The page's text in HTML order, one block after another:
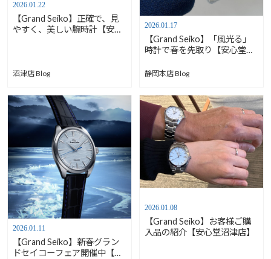
2026.01.22
【Grand Seiko】正確で、見
やすく、美しい腕時計【安心
沼津店 Blog
2026.01.17
【Grand Seiko】「風光る」
時計で春を先取り【安心堂静
静岡本店 Blog
2026.01.11
【Grand Seiko】新春グラン
ドセイコーフェア開催中【安
2026.01.08
【Grand Seiko】お客様ご購
入品の紹介【安心堂沼津店】